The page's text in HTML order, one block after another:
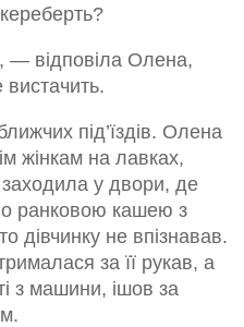
відповіла Олена,
під’їздів. Олена
жінкам на лавках,
у двори, де
ранковою кашею з
дівчинку не впізнавав.
за її рукав, а
з машини, ішов за